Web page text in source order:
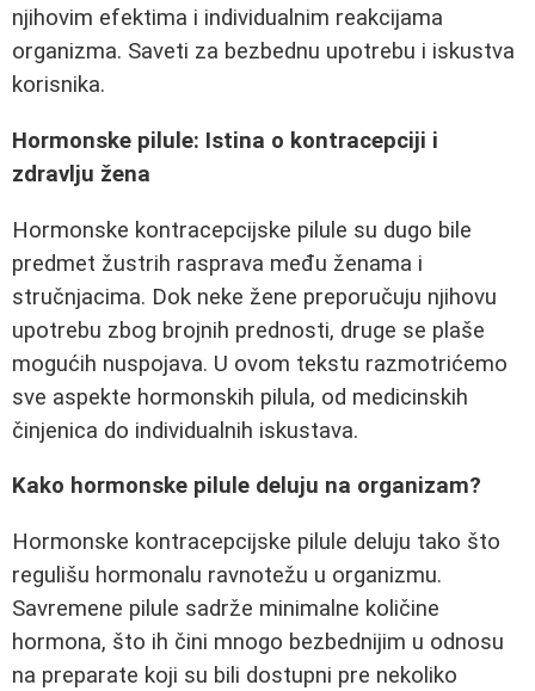
njihovim efektima i individualnim reakcijama
organizma. Saveti za bezbednu upotrebu i iskustva
korisnika.
Hormonske pilule: Istina o kontracepciji i
zdravlju žena
Hormonske kontracepcijske pilule su dugo bile
predmet žustrih rasprava među ženama i
stručnjacima. Dok neke žene preporučuju njihovu
upotrebu zbog brojnih prednosti, druge se plaše
mogućih nuspojava. U ovom tekstu razmotrićemo
sve aspekte hormonskih pilula, od medicinskih
činjenica do individualnih iskustava.
Kako hormonske pilule deluju na organizam?
Hormonske kontracepcijske pilule deluju tako što
regulišu hormonalu ravnotežu u organizmu.
Savremene pilule sadrže minimalne količine
hormona, što ih čini mnogo bezbednijim u odnosu
na preparate koji su bili dostupni pre nekoliko